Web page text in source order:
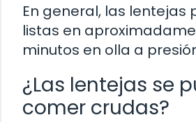
En general, las lentejas
listas en
minutos en olla a
¿Las lentejas se
comer crudas?